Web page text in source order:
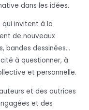
dans les idées.
invitent à la
de nouveaux
bandes dessinées…
à questionner, à
et personnelle.
et des autrices
et des